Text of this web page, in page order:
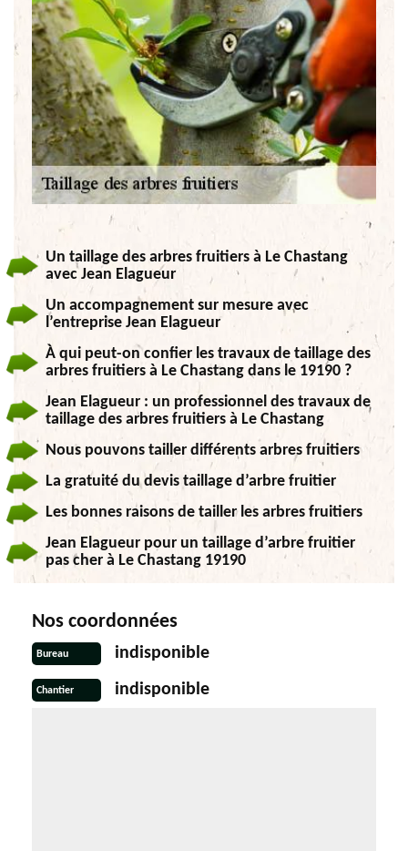
Un taillage des arbres fruitiers à Le Chastang
avec Jean Elagueur
Un accompagnement sur mesure avec
l’entreprise Jean Elagueur
À qui peut-on confier les travaux de taillage des
arbres fruitiers à Le Chastang dans le 19190 ?
Jean Elagueur : un professionnel des travaux de
taillage des arbres fruitiers à Le Chastang
Nous pouvons tailler différents arbres fruitiers
La gratuité du devis taillage d’arbre fruitier
Les bonnes raisons de tailler les arbres fruitiers
Jean Elagueur pour un taillage d’arbre fruitier
pas cher à Le Chastang 19190
Nos coordonnées
Bureau indisponible
Chantier indisponible